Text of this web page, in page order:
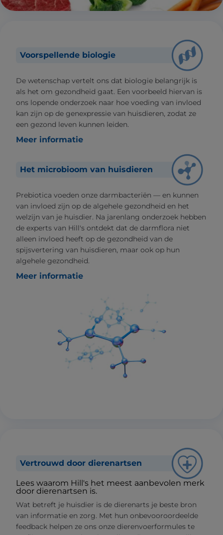
Voorspellende biologie
De wetenschap vertelt ons dat biologie belangrijk is
als het om gezondheid gaat. Een voorbeeld hiervan is
ons lopende onderzoek naar hoe voeding van invloed
kan zijn op de genexpressie van huisdieren, zodat ze
een gezond leven kunnen leiden.
Meer informatie
Het microbioom van huisdieren
Prebiotica voeden onze darmbacteriën — en kunnen
van invloed zijn op de algehele gezondheid en het
welzijn van je huisdier. Na jarenlang onderzoek hebben
de experts van Hill's ontdekt dat de darmflora niet
alleen invloed heeft op de gezondheid van de
spijsvertering van huisdieren, maar ook op hun
algehele gezondheid.
Meer informatie
Vertrouwd door dierenartsen
Lees waarom Hill's het meest aanbevolen merk
door dierenartsen is.
Wat betreft je huisdier is de dierenarts je beste bron
van informatie en zorg. Met hun onbevooroordeelde
feedback helpen ze ons onze dierenvoerformules te